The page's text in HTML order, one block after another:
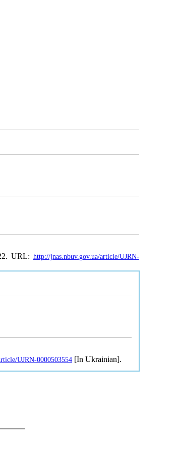
URL: http://jnas.nbuv.gov.ua/article/UJRN-
UJRN-0000503554[In Ukrainian].